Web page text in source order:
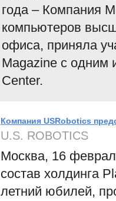
года – Компания
компьютеров
офиса, приняла
Magazine с одним
Center.
Компания USRobotics
U.S. ROBOTICS
Москва, 16
состав холдинга
летний юбилей,